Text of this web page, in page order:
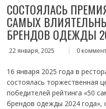
СОСТОЯЛАСЬ ПРЕМИЯ
САМЫХ
БРЕНДОВ ОДЕЖДЫ
22 января, 2025 0
16 января 2025 года в
состоялась торжественная
победителей рейтинга «50
брендов одежды 2024 года»,